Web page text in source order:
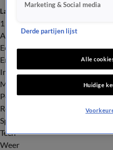
Laatste nieuws
112
Advies & Tips
Economie
Entertainment
Infrastructuur
Milieu en Gezondheid
Politiek
Royalty
Sport
Tech
Weer
Marketing & Social media
Derde partijen lijst
Alle
Huidige